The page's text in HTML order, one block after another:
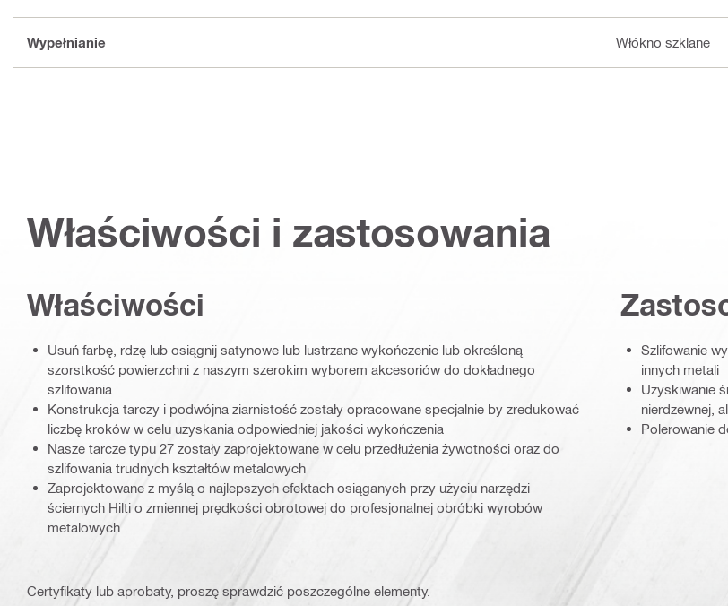
Wypełnianie Włókno szklane
Właściwości i zastosowania
Właściwości
Usuń farbę, rdzę lub osiągnij satynowe lub lustrzane wykończenie lub określoną
szorstkość powierzchni z naszym szerokim wyborem akcesoriów do dokładnego
szlifowania
Konstrukcja tarczy i podwójna ziarnistość zostały opracowane specjalnie by zredukować
liczbę kroków w celu uzyskania odpowiedniej jakości wykończenia
Nasze tarcze typu 27 zostały zaprojektowane w celu przedłużenia żywotności oraz do
szlifowania trudnych kształtów metalowych
Zaprojektowane z myślą o najlepszych efektach osiąganych przy użyciu narzędzi
ściernych Hilti o zmiennej prędkości obrotowej do profesjonalnej obróbki wyrobów
metalowych
Szlifowanie
innych metali
Uzyskiwanie
nierdzewnej,
Polerowanie
Certyfikaty lub aprobaty, proszę sprawdzić poszczególne elementy.